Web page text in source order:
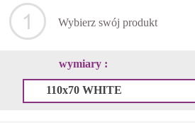
Wybierz swój produkt
wymiary :
110x70 WHITE